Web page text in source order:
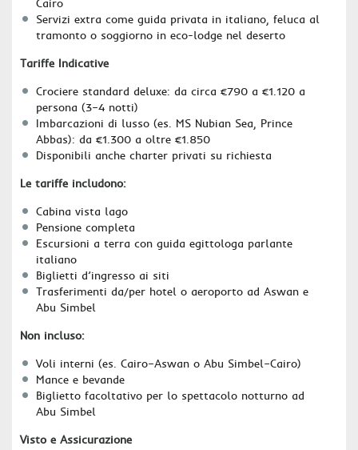
Cairo
Servizi extra come guida privata in italiano, feluca al
tramonto o soggiorno in eco-lodge nel deserto
Tariffe Indicative
Crociere standard deluxe: da circa €790 a €1.120 a
persona (3–4 notti)
Imbarcazioni di lusso (es. MS Nubian Sea, Prince
Abbas): da €1.300 a oltre €1.850
Disponibili anche charter privati su richiesta
Le tariffe includono:
Cabina vista lago
Pensione completa
Escursioni a terra con guida egittologa parlante
italiano
Biglietti d’ingresso ai siti
Trasferimenti da/per hotel o aeroporto ad Aswan e
Abu Simbel
Non incluso:
Voli interni (es. Cairo–Aswan o Abu Simbel–Cairo)
Mance e bevande
Biglietto facoltativo per lo spettacolo notturno ad
Abu Simbel
Visto e Assicurazione